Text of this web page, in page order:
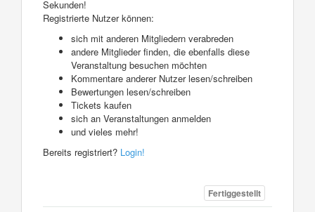
Sekunden!
Registrierte Nutzer können:
sich mit anderen Mitgliedern verabreden
andere Mitglieder finden, die ebenfalls diese
Veranstaltung besuchen möchten
Kommentare anderer Nutzer lesen/schreiben
Bewertungen lesen/schreiben
Tickets kaufen
sich an Veranstaltungen anmelden
und vieles mehr!
Bereits registriert? Login!
Fertiggestellt